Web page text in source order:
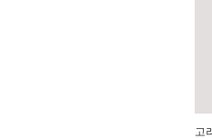
고